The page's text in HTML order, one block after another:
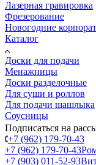
Лазерная гравировка
Фрезерование
Новогодние
Каталог
Доски для подачи
Менажницы
Доски разделочные
Для суши и роллов
Для подачи шашлыка
Соусницы
Подписаться на
+7 (962) 179-70-43
+7 (962) 179-70-43
+7 (903) 011-52-93